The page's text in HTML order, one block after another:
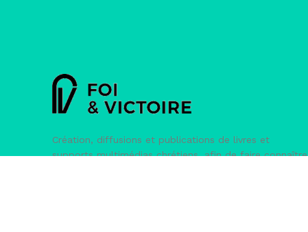
Création, diffusions et publications de livres et
supports multimédias chrétiens, afin de faire connaître